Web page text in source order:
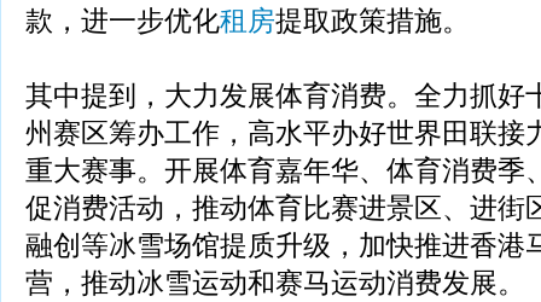
款，进一步优化租房提取政策措施。
其中提到，大力发展体育消费。全力抓好
州赛区筹办工作，高水平办好世界田联接
重大赛事。开展体育嘉年华、体育消费季
促消费活动，推动体育比赛进景区、进街
融创等冰雪场馆提质升级，加快推进香港
营，推动冰雪运动和赛马运动消费发展。